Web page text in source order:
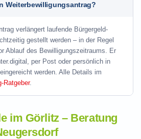
Weiterbewilligungsantrag?
verlängert laufende Bürgergeld-
gestellt werden – in der Regel
Ablauf des Bewilligungszeitraums. Er
per Post oder persönlich in
werden. Alle Details im
Ratgeber.
im Görlitz – Beratung